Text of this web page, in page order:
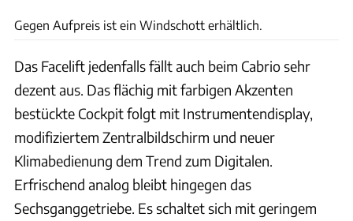
Gegen Aufpreis ist ein Windschott erhältlich.
Das Facelift jedenfalls fällt auch beim Cabrio sehr
dezent aus. Das flächig mit farbigen Akzenten
bestückte Cockpit folgt mit Instrumentendisplay,
modifiziertem Zentralbildschirm und neuer
Klimabedienung dem Trend zum Digitalen.
Erfrischend analog bleibt hingegen das
Sechsganggetriebe. Es schaltet sich mit geringem